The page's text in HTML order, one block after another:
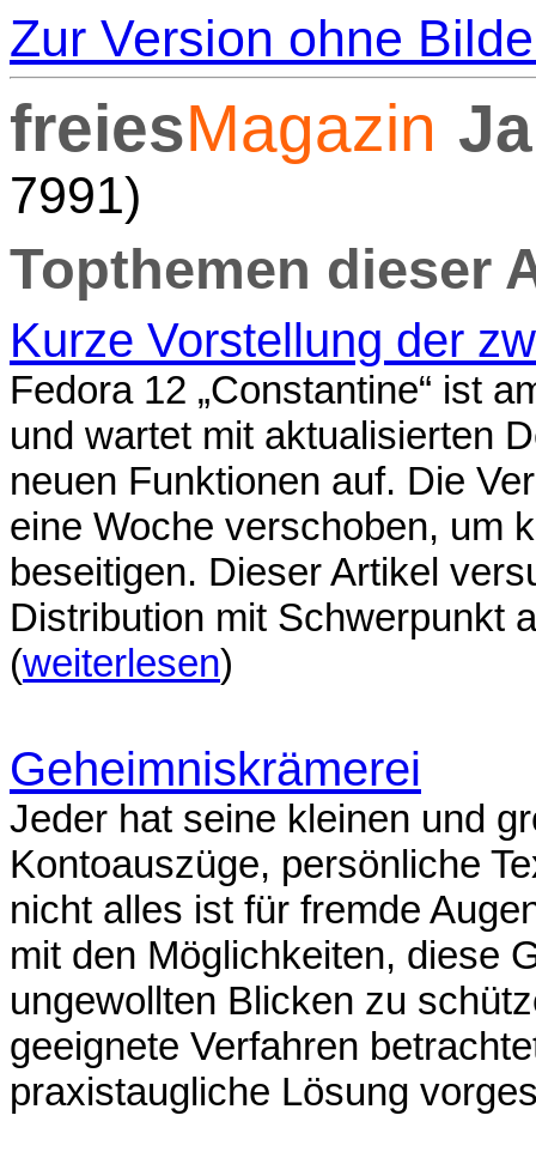
Zur Version ohne
freiesMagazin
7991)
Topthemen dieser
Kurze Vorstellung der
Fedora 12 „Constantine“ ist
und wartet mit aktualisierten
neuen Funktionen auf. Die
eine Woche verschoben, um
beseitigen. Dieser Artikel
Distribution mit Schwerpunkt
(weiterlesen)
Geheimniskrämerei
Jeder hat seine kleinen und
Kontoauszüge, persönliche
nicht alles ist für fremde
mit den Möglichkeiten, diese
ungewollten Blicken zu
geeignete Verfahren
praxistaugliche Lösung